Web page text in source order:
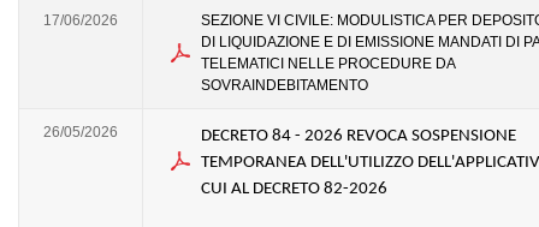
17/06/2026
SEZIONE VI CIVILE: MODULISTICA PER
DI LIQUIDAZIONE E DI EMISSIONE MANDATI DI
TELEMATICI NELLE PROCEDURE DA
SOVRAINDEBITAMENTO
26/05/2026
DECRETO 84 - 2026 REVOCA SOSPENSIONE
TEMPORANEA DELL'UTILIZZO
CUI AL DECRETO 82-2026